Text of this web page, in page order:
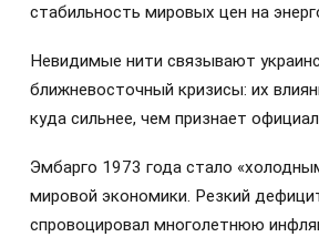
стабильность мировых цен на
Невидимые нити связывают
ближневосточный кризисы: их
куда сильнее, чем признает
Эмбарго 1973 года стало
мировой экономики. Резкий
спровоцировал многолетнюю